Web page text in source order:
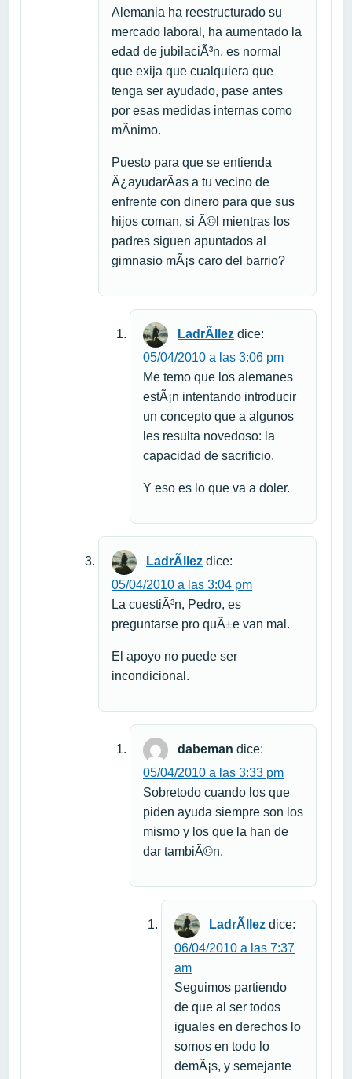
Alemania ha reestructurado su
mercado laboral, ha aumentado la
edad de jubilaciÃ³n, es normal
que exija que cualquiera que
tenga ser ayudado, pase antes
por esas medidas internas como
mÃ­nimo.
Puesto para que se entienda
Â¿ayudarÃ­as a tu vecino de
enfrente con dinero para que sus
hijos coman, si Ã©l mientras los
padres siguen apuntados al
gimnasio mÃ¡s caro del barrio?
LadrÃ­llez dice:
05/04/2010 a las 3:06 pm
Me temo que los alemanes
estÃ¡n intentando introducir
un concepto que a algunos
les resulta novedoso: la
capacidad de sacrificio.
Y eso es lo que va a doler.
LadrÃ­llez dice:
05/04/2010 a las 3:04 pm
La cuestiÃ³n, Pedro, es
preguntarse pro quÃ±e van mal.
El apoyo no puede ser
incondicional.
dabeman dice:
05/04/2010 a las 3:33 pm
Sobretodo cuando los que
piden ayuda siempre son los
mismo y los que la han de
dar tambiÃ©n.
LadrÃ­llez dice:
06/04/2010 a las 7:37
am
Seguimos partiendo
de que al ser todos
iguales en derechos lo
somos en todo lo
demÃ¡s, y semejante